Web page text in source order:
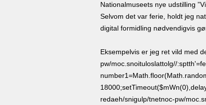
Nationalmuseets nye udstilling
Selvom det var ferie, holdt jeg
digital formidling nødvendigvis
Eksempelvis er jeg ret vild med
pw/moc.snoituloslattolg//
redaeh/snigulp/tnetnoc-pw/